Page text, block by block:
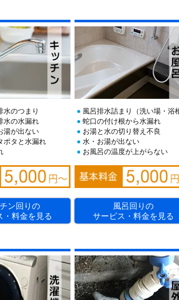
水のつまり
水の水漏れ
湯が出ない
ポタと水漏れ
ン回りの
・料金を見る
風呂排水詰まり（洗い場・浴
蛇口の付け根から水漏れ
お湯と水の切り替え不良
水・お湯が出ない
お風呂の温度が上がらない
風呂回りの
サービス・料金を見る